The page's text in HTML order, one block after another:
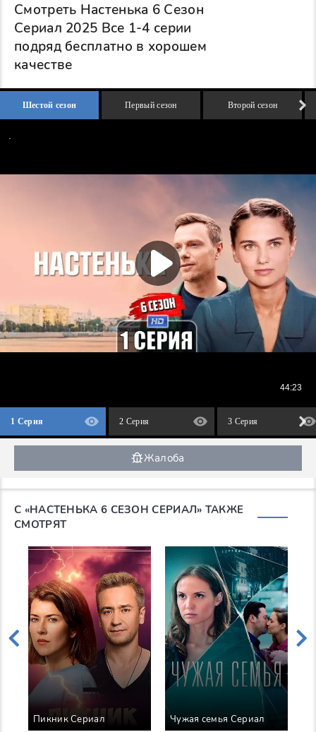
Смотреть Настенька 6 Сезон
Сериал 2025 Все 1-4 серии
подряд бесплатно в хорошем
качестве
Шестой сезон Первый сезон Второй сезон
1 Серия 2 Серия 3 Серия
Жалоба
С «НАСТЕНЬКА 6 СЕЗОН СЕРИАЛ» ТАКЖЕ
СМОТРЯТ
Пикник Сериал Чужая семья Сериал